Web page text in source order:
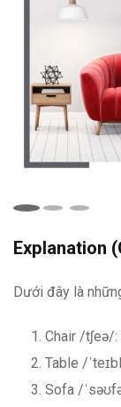
Explanation
Dưới đây là
Chair /tʃeə/:
Table /
Sofa /